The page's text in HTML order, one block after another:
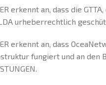
erkennt an, dass die
urheberrechtlich
erkennt an, dass
fungiert und an den